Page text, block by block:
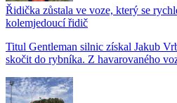
Řidička zůstala ve voze, který se
kolemjedoucí řidič
Titul Gentleman silnic získal Jakub
skočit do rybníka. Z havarovaného